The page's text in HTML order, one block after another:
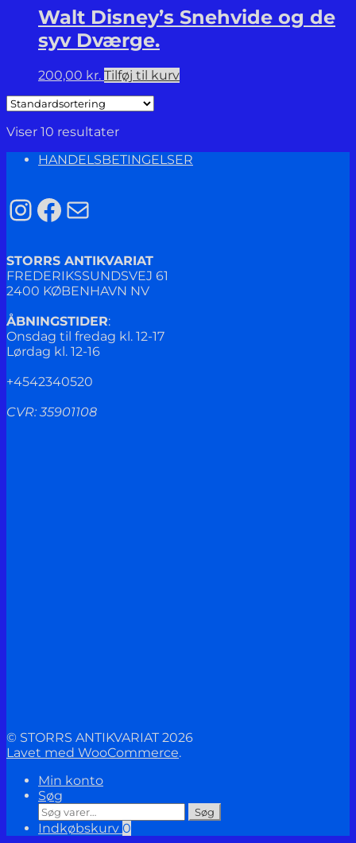
Walt Disney’s Snehvide og de
syv Dværge.
200,00 kr. Tilføj til kurv
Viser 10 resultater
HANDELSBETINGELSER
Instagram
Facebook
Mail
STORRS ANTIKVARIAT
FREDERIKSSUNDSVEJ 61
2400 KØBENHAVN NV
ÅBNINGSTIDER:
Onsdag til fredag kl. 12-17
Lørdag kl. 12-16
+4542340520
CVR: 35901108
© STORRS ANTIKVARIAT 2026
Lavet med WooCommerce.
Min konto
Søg
Søg
efter:
Søg
Indkøbskurv 0